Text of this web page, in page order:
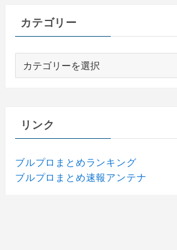
カテゴリー
ーリンク
ブルプロまとめランキング
ブルプロまとめ速報アンテナ